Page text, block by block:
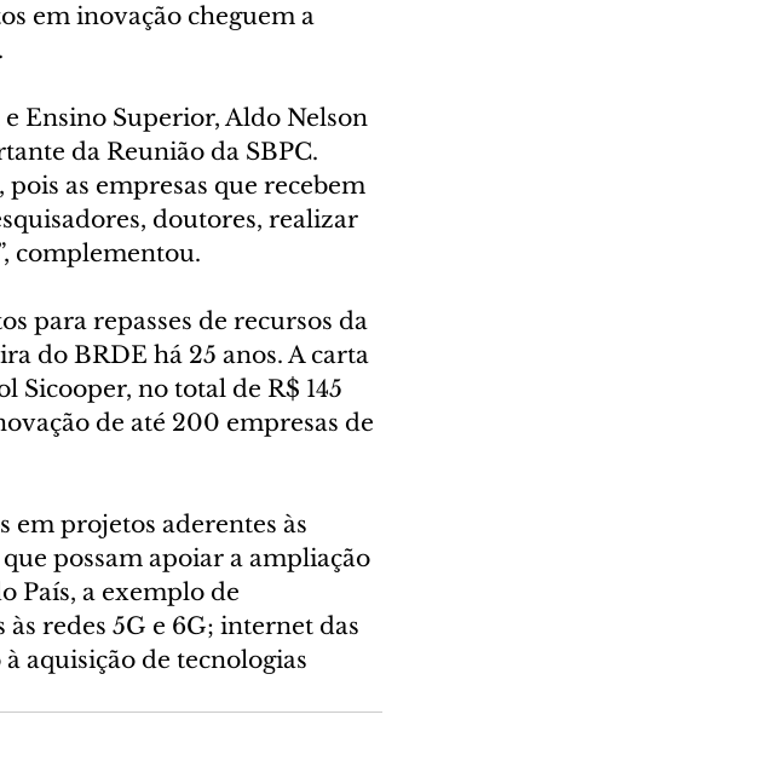
em inovação cheguem a
Ensino Superior, Aldo Nelson
da Reunião da SBPC.
pois as empresas que recebem
doutores, realizar
complementou.
para repasses de recursos da
do BRDE há 25 anos. A carta
Sicooper, no total de R$ 145
de até 200 empresas de
em projetos aderentes às
possam apoiar a ampliação
País, a exemplo de
redes 5G e 6G; internet das
aquisição de tecnologias